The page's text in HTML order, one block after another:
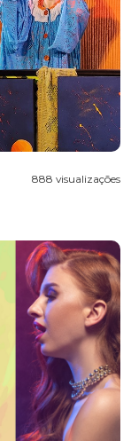
888 visualizações